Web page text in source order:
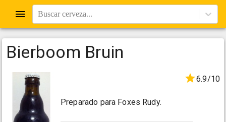
Buscar cerveza...
Bierboom Bruin
6.9/10
Preparado para Foxes Rudy.